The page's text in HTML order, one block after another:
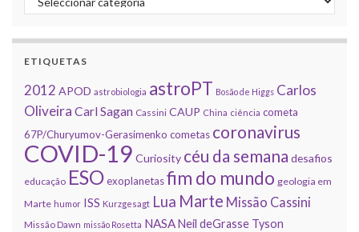
ETIQUETAS
2012 APOD astrobiologia astroPT Bosão de Higgs Carlos
Oliveira Carl Sagan Cassini CAUP China ciência cometa
67P/Churyumov-Gerasimenko cometas coronavirus
COVID-19 Curiosity céu da semana desafios
educação ESOexoplanetasfim do mundo geologia em
Marte humor ISS Kurzgesagt Lua Marte Missão Cassini
Missão Dawn missão Rosetta NASANeil deGrasse Tyson